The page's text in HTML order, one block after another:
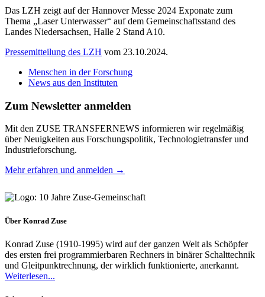
Das LZH zeigt auf der Hannover Messe 2024 Exponate zum
Thema „Laser Unterwasser“ auf dem Gemeinschaftsstand des
Landes Niedersachsen, Halle 2 Stand A10.
Pressemitteilung des LZH vom 23.10.2024.
Menschen in der Forschung
News aus den Instituten
Zum Newsletter anmelden
Mit den ZUSE TRANSFERNEWS informieren wir regelmäßig
über Neuigkeiten aus Forschungspolitik, Technologietransfer und
Industrieforschung.
Mehr erfahren und anmelden →
Über Konrad Zuse
Konrad Zuse (1910-1995) wird auf der ganzen Welt als Schöpfer
des ersten frei programmierbaren Rechners in binärer Schalttechnik
und Gleitpunktrechnung, der wirklich funktionierte, anerkannt.
Weiterlesen...